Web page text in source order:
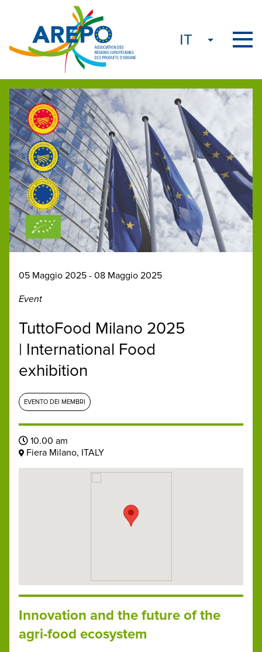
05 Maggio 2025 - 08 Maggio 2025
Event
TuttoFood Milano 2025
| International Food
exhibition
EVENTO DEI MEMBRI
10.00 am
Fiera Milano, ITALY
Innovation and the future of the
agri-food ecosystem